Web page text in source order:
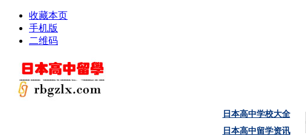
收藏本页
手机版
二维码
日本高中学校大全
日本高中留学资讯